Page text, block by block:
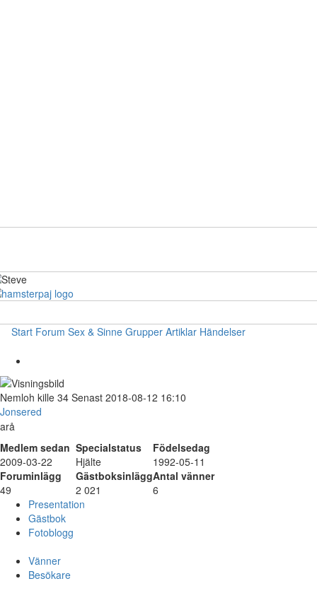
Start Forum Sex & Sinne Grupper Artiklar Händelser
Nemloh kille 34 Senast 2018-08-12 16:10
Jonsered
arå
Medlem sedan Specialstatus
Födelsedag
2009-03-22
Hjälte
1992-05-11
Foruminlägg
GästboksinläggAntal vänner
49
2 021
6
Presentation
Gästbok
Fotoblogg
Vänner
Besökare